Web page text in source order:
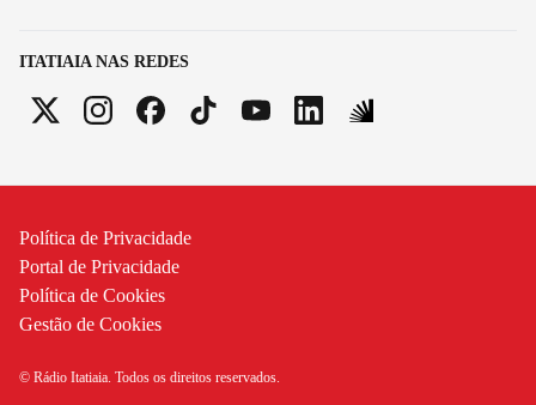
ITATIAIA NAS REDES
Política de Privacidade
Portal de Privacidade
Política de Cookies
Gestão de Cookies
© Rádio Itatiaia. Todos os direitos reservados.